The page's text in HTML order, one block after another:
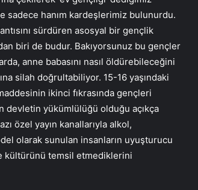
sadece hanım kardeşlerimiz bulunurdu.
sürdüren asosyal bir gençlik
biri de budur. Bakıyorsunuz bu gençler
anne babasını nasıl öldürebileceğini
silah doğrultabiliyor. 15-16 yaşındaki
ikinci fıkrasında gençleri
devletin yükümlülüğü olduğu açıkça
özel yayın kanallarıyla alkol,
olarak sunulan insanların uyuşturucu
kültürünü temsil etmediklerini